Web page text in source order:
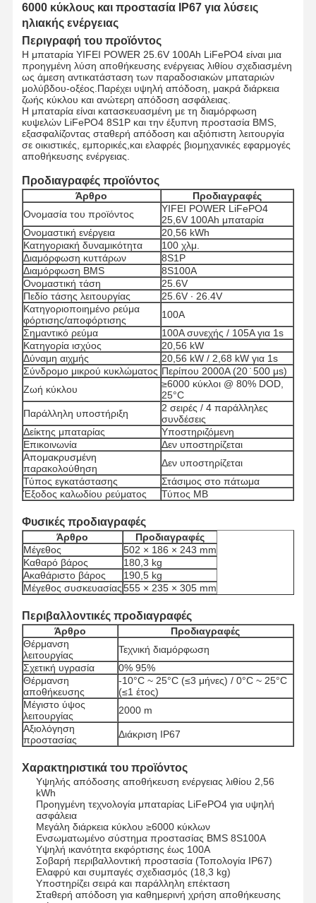
Αρχική
Σελίδα
Προϊόντα
Σχετικά Με
Εμάς
Ποιοτικός
Επαφή
Συνομιλία
Σύστημα ηλιακής ενέργειας PV
Κινητή ηλιακή γεννήτρια
Οικιακή Συσκευή
Λάμπες διακόσμησης
6000 κύκλους και προστασία IP67 για λύσεις
ηλιακής ενέργειας
Περιγραφή του προϊόντος
Η μπαταρία YIFEI POWER 25.6V 100Ah LiFePO4 είναι μια
προηγμένη λύση αποθήκευσης ενέργειας λιθίου σχεδιασμένη
ως άμεση αντικατάσταση των παραδοσιακών μπαταριών
μολύβδου-οξέος.Παρέχει υψηλή απόδοση, μακρά διάρκεια
ζωής κύκλου και ανώτερη απόδοση ασφάλειας.
Η μπαταρία είναι κατασκευασμένη με τη διαμόρφωση
κυψελών LiFePO4 8S1P και την έξυπνη προστασία BMS,
εξασφαλίζοντας σταθερή απόδοση και αξιόπιστη λειτουργία
σε οικιστικές, εμπορικές,και ελαφρές βιομηχανικές εφαρμογές
αποθήκευσης ενέργειας.
Προδιαγραφές προϊόντος
Άρθρο
Προδιαγραφές
Ονομασία του προϊόντος
YIFEI POWER LiFePO4
25,6V 100Ah μπαταρία
Ονομαστική ενέργεια
20,56 kWh
Κατηγοριακή δυναμικότητα
100 χλμ.
Διαμόρφωση κυττάρων
8S1P
Διαμόρφωση BMS
8S100A
Ονομαστική τάση
25.6V
Πεδίο τάσης λειτουργίας
25.6V ∙ 26.4V
Κατηγοριοποιημένο ρεύμα
φόρτισης/αποφόρτισης
100A
Σημαντικό ρεύμα
100A συνεχής / 105A για 1s
Κατηγορία ισχύος
20,56 kW
Δύναμη αιχμής
20,56 kW / 2,68 kW για 1s
Σύνδρομο μικρού κυκλώματος Περίπου 2000A (20 ̇ 500 μs)
Ζωή κύκλου
≥6000 κύκλοι @ 80% DOD,
25°C
Παράλληλη υποστήριξη
2 σειρές / 4 παράλληλες
συνδέσεις
Δείκτης μπαταρίας
Υποστηριζόμενη
Επικοινωνία
Δεν υποστηρίζεται
Απομακρυσμένη
παρακολούθηση
Δεν υποστηρίζεται
Τύπος εγκατάστασης
Στάσιμος στο πάτωμα
Έξοδος καλωδίου ρεύματος
Τύπος MB
Φυσικές προδιαγραφές
Άρθρο
Προδιαγραφές
Μέγεθος
502 × 186 × 243 mm
Καθαρό βάρος
180,3 kg
Ακαθάριστο βάρος
190,5 kg
Μέγεθος συσκευασίας555 × 235 × 305 mm
Περιβαλλοντικές προδιαγραφές
Άρθρο
Προδιαγραφές
Θέρμανση
λειτουργίας
Τεχνική διαμόρφωση
Σχετική υγρασία
0% 95%
Θέρμανση
αποθήκευσης
-10°C ~ 25°C (≤3 μήνες) / 0°C ~ 25°C
(≤1 έτος)
Μέγιστο ύψος
λειτουργίας
2000 m
Αξιολόγηση
προστασίας
Διάκριση IP67
Χαρακτηριστικά του προϊόντος
Υψηλής απόδοσης αποθήκευση ενέργειας λιθίου 2,56
kWh
Προηγμένη τεχνολογία μπαταρίας LiFePO4 για υψηλή
ασφάλεια
Μεγάλη διάρκεια κύκλου ≥6000 κύκλων
Ενσωματωμένο σύστημα προστασίας BMS 8S100A
Υψηλή ικανότητα εκφόρτισης έως 100A
Σοβαρή περιβαλλοντική προστασία (Τοπολογία IP67)
Ελαφρύ και συμπαγές σχεδιασμός (18,3 kg)
Υποστηρίζει σειρά και παράλληλη επέκταση
Σταθερή απόδοση για καθημερινή χρήση αποθήκευσης